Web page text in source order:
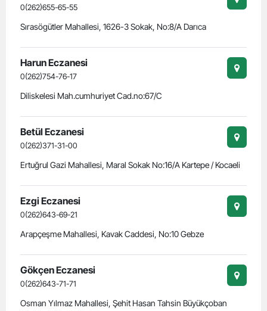
0(262)655-65-55
Sırasögütler Mahallesi, 1626-3 Sokak, No:8/A Darıca
Harun Eczanesi
0(262)754-76-17
Diliskelesi Mah.cumhuriyet Cad.no:67/C
Betül Eczanesi
0(262)371-31-00
Ertuğrul Gazi Mahallesi, Maral Sokak No:16/A Kartepe / Kocaeli
Ezgi Eczanesi
0(262)643-69-21
Arapçeşme Mahallesi, Kavak Caddesi, No:10 Gebze
Gökçen Eczanesi
0(262)643-71-71
Osman Yılmaz Mahallesi, Şehit Hasan Tahsin Büyükçoban